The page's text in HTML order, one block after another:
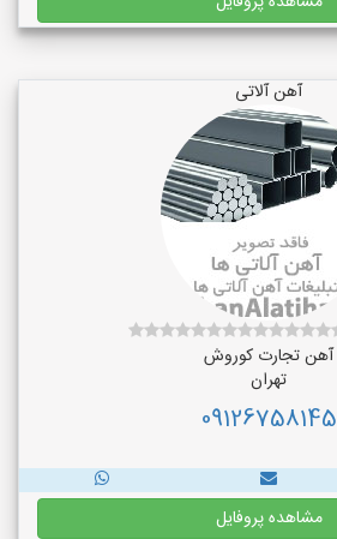
آهن آلاتی
آهن تجارت کوروش
تهران
09126758145
مشاهده پروفایل